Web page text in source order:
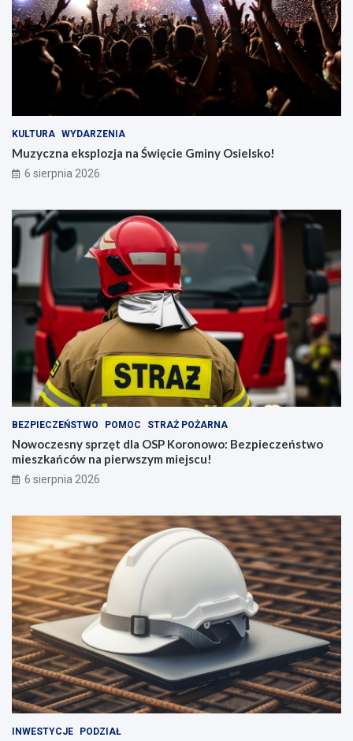
KULTURA WYDARZENIA
Muzyczna eksplozja na Święcie Gminy Osielsko!
6 sierpnia 2026
BEZPIECZEŃSTWO POMOC STRAŻ POŻARNA
Nowoczesny sprzęt dla OSP Koronowo: Bezpieczeństwo
mieszkańców na pierwszym miejscu!
6 sierpnia 2026
INWESTYCJE PODZIAŁ